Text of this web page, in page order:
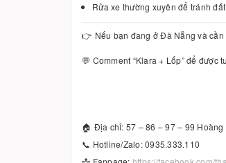
Rửa xe thường xuyên để tránh
👉 Nếu bạn đang ở Đà Nẵng và cần
💬 Comment “Klara + Lốp” để được
🏠 Địa chỉ: 57 – 86 – 97 – 99
📞 Hotline/Zalo: 0935.333.110